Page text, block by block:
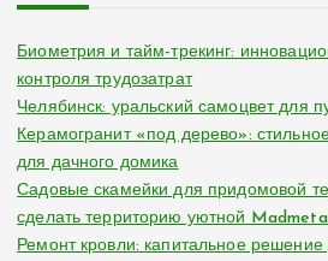
Биометрия и тайм-трекинг:
контроля трудозатрат
Челябинск: уральский самоцвет для
Керамогранит «под дерево»:
для дачного домика
Садовые скамейки для придомовой
сделать территорию уютной
Ремонт кровли: капитальное решение